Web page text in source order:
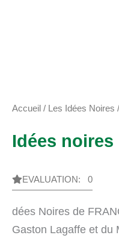
Accueil / Les Idées Noires
Idées noires
EVALUATION: 0
dées Noires de
Gaston Lagaffe et du